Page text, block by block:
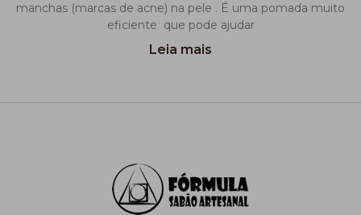
manchas (marcas de acne) na pele . É uma pomada muito
eficiente que pode ajudar
Leia mais